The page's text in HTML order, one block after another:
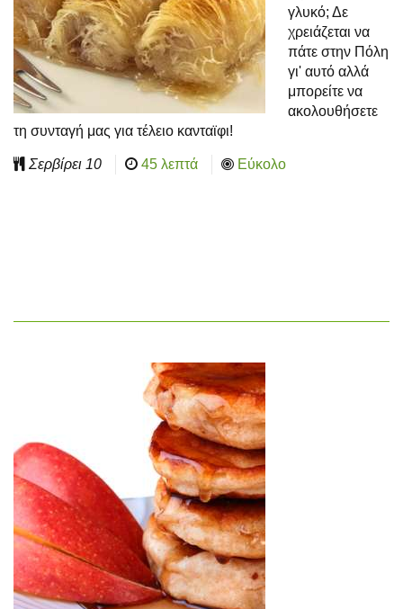
γλυκό; Δε
χρειάζεται να
πάτε στην Πόλη
γι' αυτό αλλά
μπορείτε να
ακολουθήσετε
τη συνταγή μας για τέλειο κανταϊφι!
Σερβίρει 10 45 λεπτά Εύκολο